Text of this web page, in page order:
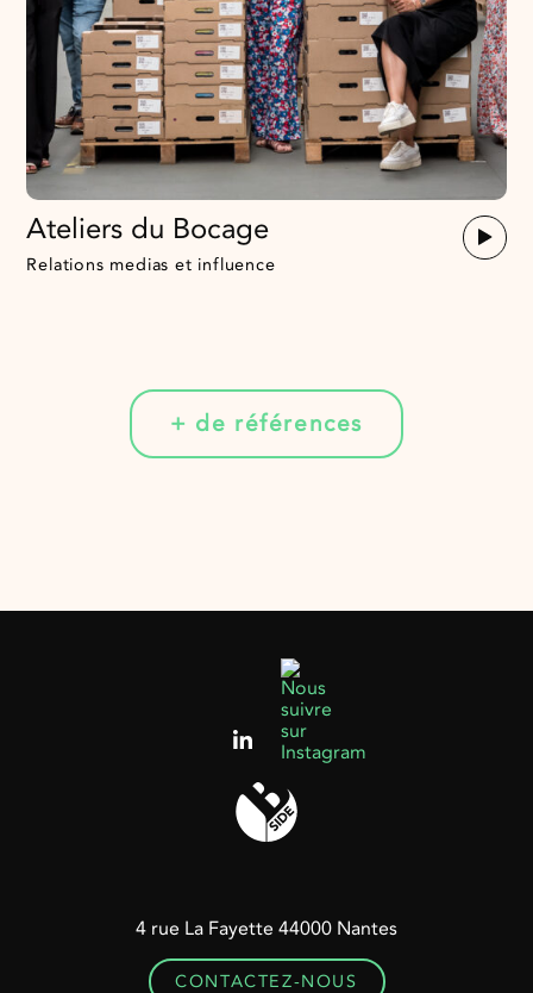
Ateliers du Bocage
Relations medias et influence
+ de références
4 rue La Fayette 44000 Nantes
CONTACTEZ-NOUS